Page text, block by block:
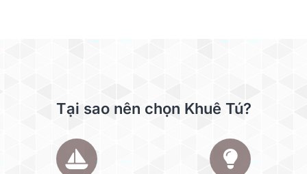
Tại sao nên chọn Khuê Tú?